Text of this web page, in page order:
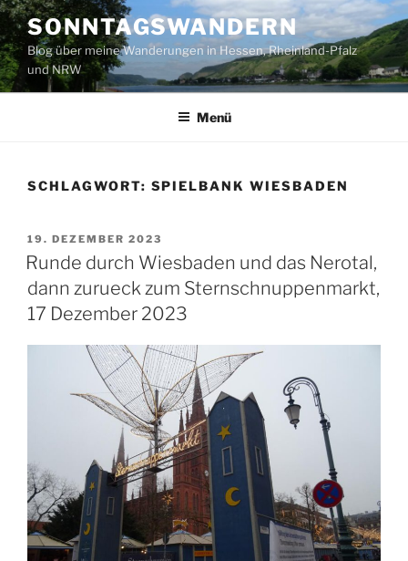
Zum
Inhalt
springen
SONNTAGSWANDERN
Blog über meine Wanderungen in Hessen, Rheinland-Pfalz
und NRW
Menü
SCHLAGWORT: SPIELBANK WIESBADEN
VERÖFFENTLICHT
AM
19. DEZEMBER 2023
Runde durch Wiesbaden und das Nerotal,
dann zurueck zum Sternschnuppenmarkt,
17 Dezember 2023